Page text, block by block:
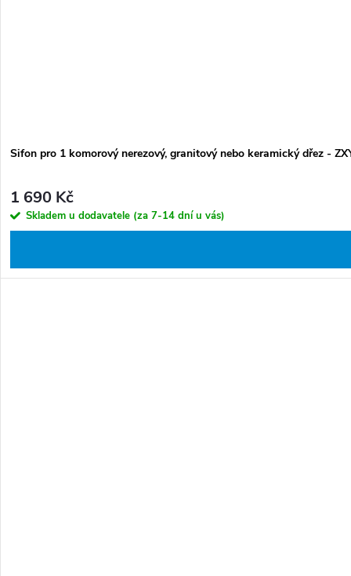
Sifon pro 1 komorový nerezový, granitový nebo keramický dřez -
1 690 Kč
Skladem u dodavatele (za 7-14 dní u vás)